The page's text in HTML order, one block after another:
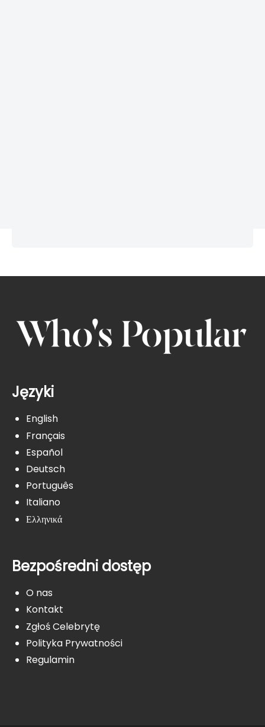
Języki
English
Français
Español
Deutsch
Português
Italiano
Ελληνικά
Bezpośredni dostęp
O nas
Kontakt
Zgłoś Celebrytę
Polityka Prywatności
Regulamin